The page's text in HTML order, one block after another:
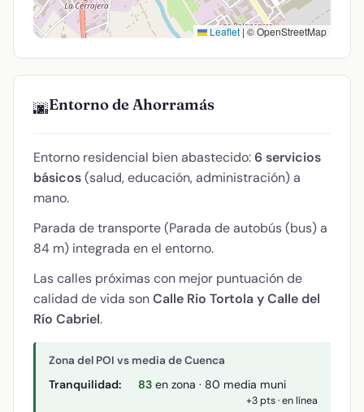
Leaflet|© OpenStreetMap
🌆Entorno de Ahorramás
Entorno residencial bien abastecido:6 servicios
básicos(salud, educación, administración) a
mano.
Parada de transporte (Parada de autobús (bus) a
84 m) integrada en el entorno.
Las calles próximas con mejor puntuación de
calidad de vida sonCalle Rio Tortola y Calle del
Río Cabriel.
Zona del POI vs media de Cuenca
Tranquilidad: 83 en zona · 80 media muni
+3 pts · en línea